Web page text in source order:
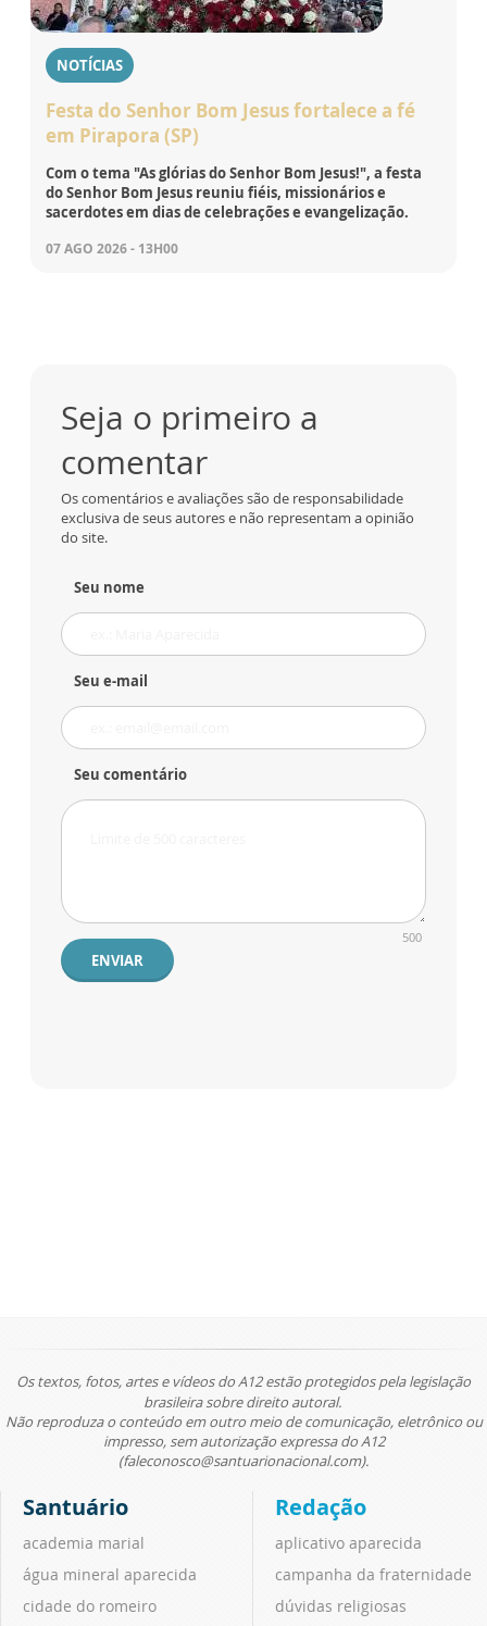
NOTÍCIAS
Festa do Senhor Bom Jesus fortalece a fé
em Pirapora (SP)
Com o tema "As glórias do Senhor Bom Jesus!", a festa
do Senhor Bom Jesus reuniu fiéis, missionários e
sacerdotes em dias de celebrações e evangelização.
07 AGO 2026 - 13H00
Seja o primeiro a
comentar
Os comentários e avaliações são de responsabilidade
exclusiva de seus autores e não representam a opinião
do site.
Seu nome
Seu e-mail
Seu comentário
500
ENVIAR
Os textos, fotos, artes e vídeos do A12 estão protegidos pela legislação
brasileira sobre direito autoral.
Não reproduza o conteúdo em outro meio de comunicação, eletrônico ou
impresso, sem autorização expressa do A12
(faleconosco@santuarionacional.com).
Santuário
academia marial
água mineral aparecida
cidade do romeiro
Redação
aplicativo aparecida
campanha da fraternidade
dúvidas religiosas